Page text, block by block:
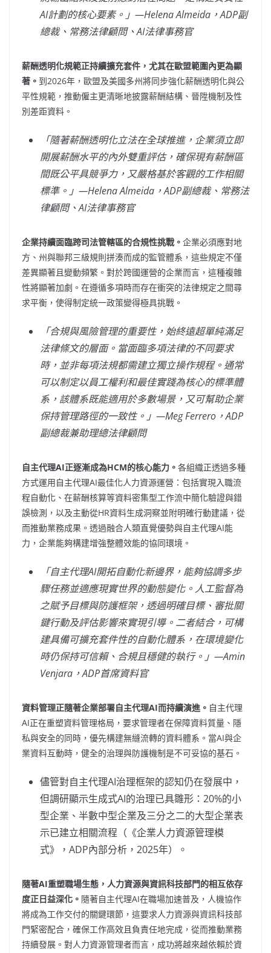
AI計劃的核心要素。 」 —Helena Almeida ，ADP副
總裁、常務法律顧問、AI法律事務官
薪酬透明化規範正持續擴充套件，尤其在歐盟範圍內更為顯
著。 到2026年，歐盟及美國多州將同步強化薪酬透明化與公
平性規範，推動僱主更清晰地披露薪酬結構、晉陞機制及性
別差距資料。
「隨著薪酬透明化立法在全球推進，企業須立即
開展薪酬水平的內外雙重評估，確保現有薪酬區
間既公平具競爭力，又嚴格基於客觀的工作相關
標準。 」 —Helena Almeida ，ADP副總裁、常務法
律顧問、AI法律事務官
企業持續面臨跨司法管轄區的合規性挑戰。 企業必須應對地
方、州與聯邦三級規則拼湊而成的監管體系，這些規定不僅
差異顯著且變動頻繁。對於跨國運營的企業而言，這種複雜
性將顯著加劇。在遵循多項時而存在衝突的法律規定之間尋
求平衡，使得制定統一政策變得極具挑戰。
「合規與風險管理的重要性，始終遠超單純滿足
法律條文的層面。當面臨多項法律的不同要求
時，並非每項法規都需建立獨立操作規程。通常
可以制定以員工權利和最佳實踐為核心的標準體
系，該體系既能適用於多數場景，又可幫助企業
保持管理路徑的一致性。 」 —Meg Ferrero ，ADP
副總裁兼助理總法律顧問
自主代理AI正逐漸成為HCM的核心能力。 各組織正透過多種
方式運用自主代理AI最佳化人力資源運營：包括實現入職流
程自動化、在薪酬核算等資料密集型工作流中簡化驗證與錯
誤檢測，以及主動從HR資料生成洞察並附明確行動建議，從
而推動業務成果。透過融合人類直覺優勢與自主代理AI能
力，企業能夠構建增強整體效能的協同環境。
「自主代理AI開拓自動化新邊界，能夠協調多步
驟任務並適應現實世界的動態變化。人工監督為
之賦予目標與防護框架，透過明確目標、審批關
鍵行動及評估影響來實現引導。二者結合，可構
建具備可擴充套件性的自動化體系，在環境變化
時仍保持可信賴、合規且穩健的執行。 」 —Amin
Venjara ，ADP首席資料官
資料管理正隨著企業部署自主代理AI而持續演進。 自主代理
AI正在重塑資料管理格局，要求管理者在保障資料質量、隱
私與安全的同時，優先構建無縫流轉的資料體系。當AI與企
業資料互動時，健全的治理與防護機制是不可妥協的基石。
儘管對自主代理AI治理框架的認知仍在發展中，
但調研顯示生成式AI的治理已具雛形：20%的小
型企業、半數中型企業及三分之二的大型企業表
示已建立相關流程（《企業人力資源管理模
式》，ADP內部分析，2025年）。
隨著AI重塑職場生態，人力資源與資訊科技部門的相互依存
度正日益深化。 隨著自主代理AI在職場加速普及，人機協作
將成為工作交付的關鍵環節，這要求人力資源與資訊科技部
門緊密配合，確保工作高效且負責任地完成，從而推動業務
持續發展。對人力資源管理者而言，成功將越來越依賴於資